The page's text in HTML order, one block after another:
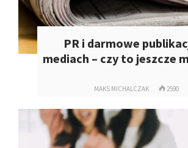
PR i darmowe
mediach – czy to jeszcze
MAKS MICHALCZAK 2590